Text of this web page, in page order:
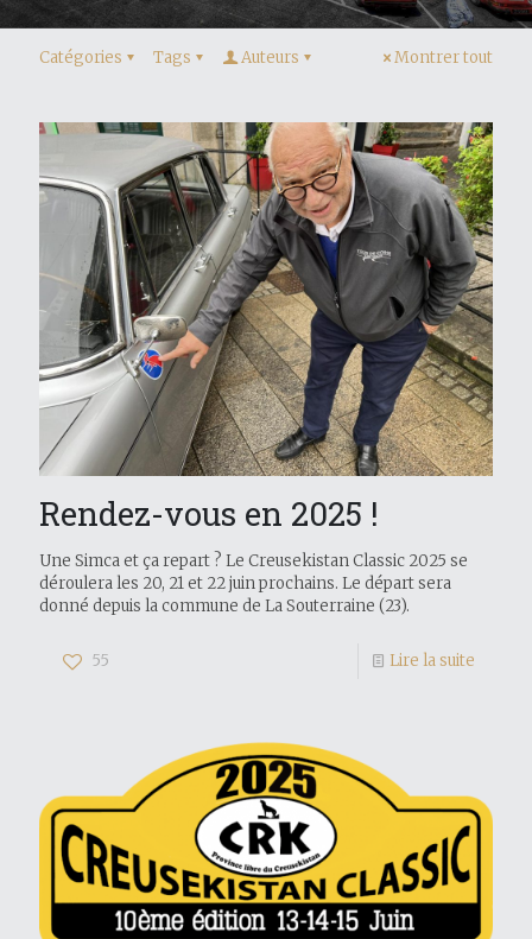
Catégories Tags Auteurs Montrer tout
Rendez-vous en 2025 !
Une Simca et ça repart ? Le Creusekistan Classic 2025 se
déroulera les 20, 21 et 22 juin prochains. Le départ sera
donné depuis la commune de La Souterraine (23).
55 Lire la suite